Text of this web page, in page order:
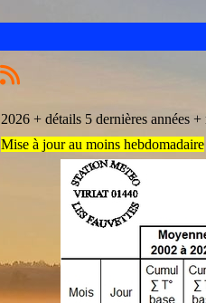
2026 + détails 5 dernières années
Mise à jour au moins hebdomadaire